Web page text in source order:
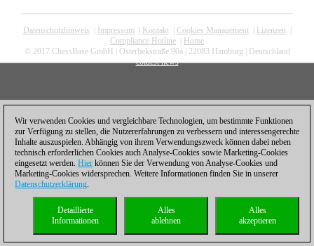
Datenschutzhinweis Impressum| Kontakt| Cookies Management| Lizenzen
Compliance Hotline
Home
© 2017 ChessBase GmbH | Osterbekstraße 90a | 22083 Hamburg | Deutschland
coldest news
Wir verwenden Cookies und vergleichbare Technologien, um bestimmte Funktionen
zur Verfügung zu stellen, die Nutzererfahrungen zu verbessern und interessengerechte
Inhalte auszuspielen. Abhängig von ihrem Verwendungszweck können dabei neben
technisch erforderlichen Cookies auch Analyse-Cookies sowie Marketing-Cookies
eingesetzt werden. Hier können Sie der Verwendung von Analyse-Cookies und
Marketing-Cookies widersprechen. Weitere Informationen finden Sie in unserer
Datenschutzerklärung.
Alles
akzeptieren
Alles
ablehnen
Detaillierte
Informationen